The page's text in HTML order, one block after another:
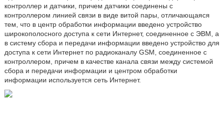
контроллер и датчики, причем датчики соединены с
контроллером линией связи в виде витой пары, отличающаяся
тем, что в центр обработки информации введено устройство
широкополосного доступа к сети Интернет, соединенное с ЭВМ, а
в систему сбора и передачи информации введено устройство для
доступа к сети Интернет по радиоканалу GSM, соединенное с
контроллером, причем в качестве канала связи между системой
сбора и передачи информации и центром обработки
информации используется сеть Интернет.